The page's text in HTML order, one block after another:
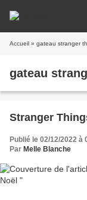
Accueil » gateau stranger
gateau
Stranger
Publié le 02/12/2022 à
Par Melle Blanche